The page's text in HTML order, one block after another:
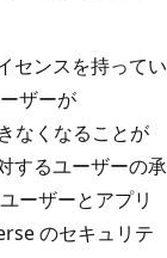
センスを持ってい
ザーが
なくなることが
するユーザーの承
ーザーとアプリ
のセキュリテ